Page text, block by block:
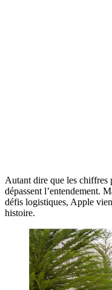
Autant dire que les chiffres
dépassent l’entendement.
défis logistiques, Apple
histoire.